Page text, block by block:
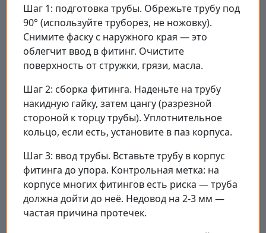
Шаг 1: подготовка трубы. Обрежьте трубу под
90° (используйте труборез, не ножовку).
Снимите фаску с наружного края — это
облегчит ввод в фитинг. Очистите
поверхность от стружки, грязи, масла.
Шаг 2: сборка фитинга. Наденьте на трубу
накидную гайку, затем цангу (разрезной
стороной к торцу трубы). Уплотнительное
кольцо, если есть, установите в паз корпуса.
Шаг 3: ввод трубы. Вставьте трубу в корпус
фитинга до упора. Контрольная метка: на
корпусе многих фитингов есть риска — труба
должна дойти до неё. Недовод на 2-3 мм —
частая причина протечек.